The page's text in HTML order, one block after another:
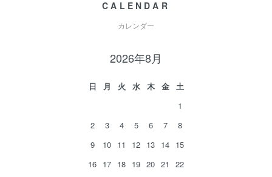
CALENDAR
カレンダー
2026年8月
日 月 火 水 木 金
土
1
2
3 4 5 6 7
8
9
10 11 12 13 14 15
16 17 18 19 20 21
22